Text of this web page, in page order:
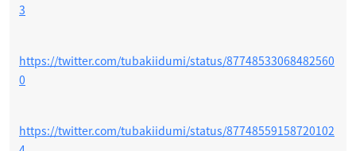
3
https://twitter.com/tubakiidumi/status/87748533068482560
0
https://twitter.com/tubakiidumi/status/87748559158720102